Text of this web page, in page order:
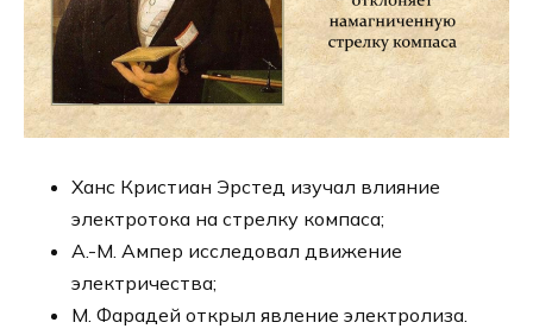
Ханс Кристиан Эрстед изучал влияние
электротока на стрелку компаса;
А.-М. Ампер исследовал движение
электричества;
М. Фарадей открыл явление электролиза.